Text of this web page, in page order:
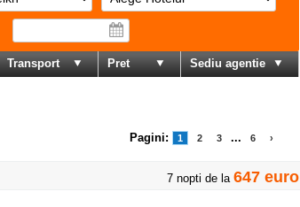
Transport Pret Sediu agentie
Pagini: 1 2 3 ... 6 ›
7 nopti de la 647 euro